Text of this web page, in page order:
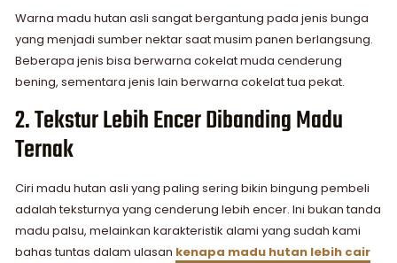
Warna madu hutan asli sangat bergantung pada jenis bunga
yang menjadi sumber nektar saat musim panen berlangsung.
Beberapa jenis bisa berwarna cokelat muda cenderung
bening, sementara jenis lain berwarna cokelat tua pekat.
2. Tekstur Lebih Encer Dibanding Madu
Ternak
Ciri madu hutan asli yang paling sering bikin bingung pembeli
adalah teksturnya yang cenderung lebih encer. Ini bukan tanda
madu palsu, melainkan karakteristik alami yang sudah kami
bahas tuntas dalam ulasan kenapa madu hutan lebih cair